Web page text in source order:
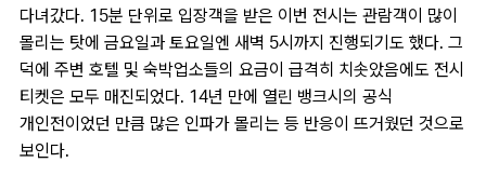
다녀갔다. 15분 단위로 입장객을 받은 이번 전시는 관람객이 많이
몰리는 탓에 금요일과 토요일엔 새벽 5시까지 진행되기도 했다. 그
덕에 주변 호텔 및 숙박업소들의 요금이 급격히 치솟았음에도 전시
티켓은 모두 매진되었다. 14년 만에 열린 뱅크시의 공식
개인전이었던 만큼 많은 인파가 몰리는 등 반응이 뜨거웠던 것으로
보인다.